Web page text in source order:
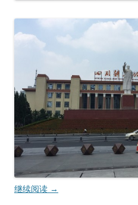
继续阅读 →